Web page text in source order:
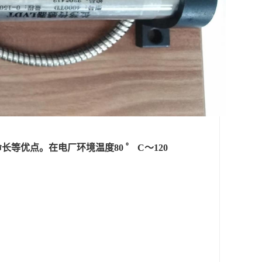
等优点。在电厂环境温度80 ゜ C～120